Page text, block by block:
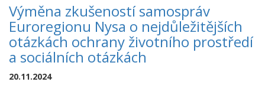
Výměna zkušeností samospráv
Euroregionu Nysa o nejdůležitějších
otázkách ochrany životního prostředí
a sociálních otázkách
20.11.2024